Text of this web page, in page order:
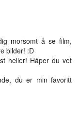
morsomt å se film,
bilder! :D
heller! Håper du vet
du er min favoritt